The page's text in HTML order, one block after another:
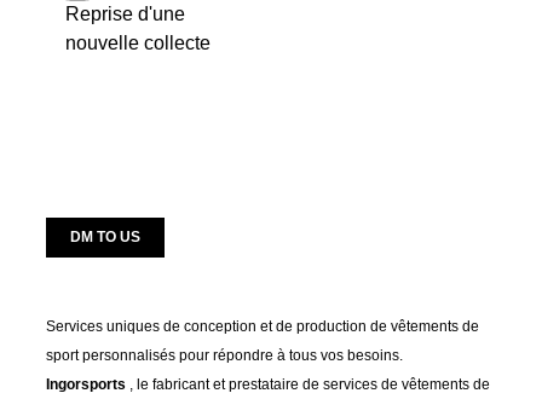
Reprise d'une
nouvelle collecte
DM TO US
Services uniques de conception et de production de vêtements de
sport personnalisés pour répondre à tous vos besoins.
Ingorsports
, le fabricant et prestataire de services de vêtements de